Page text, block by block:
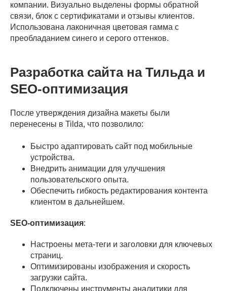
компании. Визуально выделены формы обратной
связи, блок с сертификатами и отзывы клиентов.
Использована лаконичная цветовая гамма с
преобладанием синего и серого оттенков.
Разработка сайта на Тильда и
SEO-оптимизация
После утверждения дизайна макеты были
перенесены в Tilda, что позволило:
Быстро адаптировать сайт под мобильные
устройства.
Внедрить анимации для улучшения
пользовательского опыта.
Обеспечить гибкость редактирования контента
клиентом в дальнейшем.
SEO-оптимизация:
Настроены мета-теги и заголовки для ключевых
страниц.
Оптимизированы изображения и скорость
загрузки сайта.
Подключены инструменты аналитики для